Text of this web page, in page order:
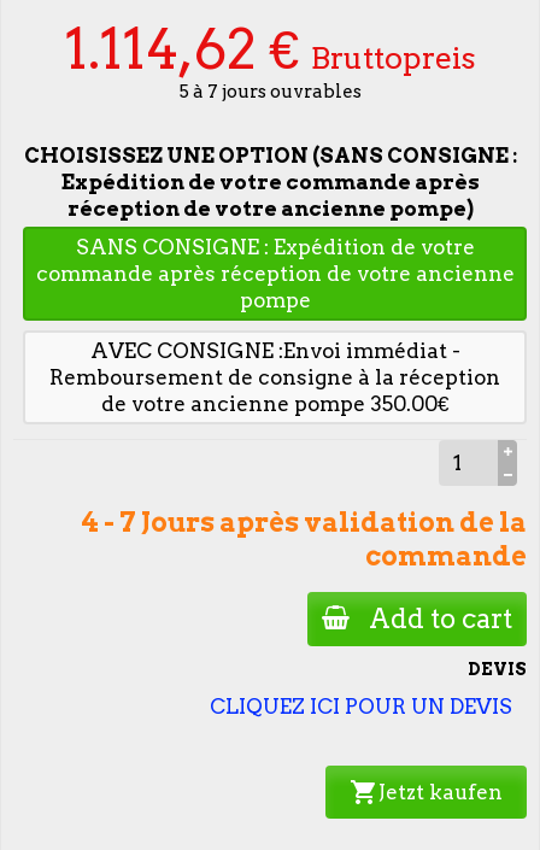
1.114,62 € Bruttopreis
5 à 7 jours ouvrables
CHOISISSEZ UNE OPTION (SANS CONSIGNE :
Expédition de votre commande après
réception de votre ancienne pompe)
SANS CONSIGNE : Expédition de votre
commande après réception de votre ancienne
pompe
AVEC CONSIGNE :Envoi immédiat -
Remboursement de consigne à la réception
de votre ancienne pompe 350.00€
4 - 7 Jours après validation de la
commande
Add to cart
DEVIS
CLIQUEZ ICI POUR UN DEVIS
shopping_cart Jetzt kaufen